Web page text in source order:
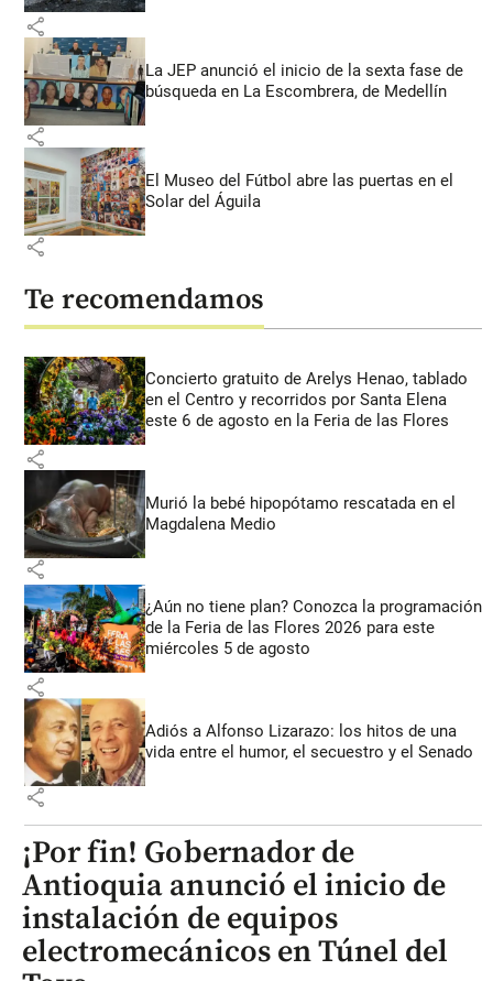
share
La JEP anunció el inicio de la sexta fase de
búsqueda en La Escombrera, de Medellín
share
El Museo del Fútbol abre las puertas en el
Solar del Águila
share
Te recomendamos
Concierto gratuito de Arelys Henao, tablado
en el Centro y recorridos por Santa Elena
este 6 de agosto en la Feria de las Flores
share
Murió la bebé hipopótamo rescatada en el
Magdalena Medio
share
¿Aún no tiene plan? Conozca la programación
de la Feria de las Flores 2026 para este
miércoles 5 de agosto
share
Adiós a Alfonso Lizarazo: los hitos de una
vida entre el humor, el secuestro y el Senado
share
¡Por fin! Gobernador de
Antioquia anunció el inicio de
instalación de equipos
electromecánicos en Túnel del